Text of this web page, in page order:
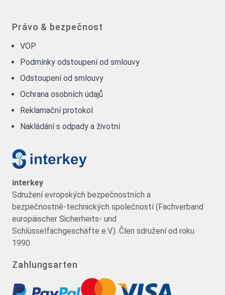
Právo & bezpečnost
VOP
Podmínky odstoupení od smlouvy
Odstoupení od smlouvy
Ochrana osobních údajů
Reklamační protokol
Nakládání s odpady a životní
interkey
Sdružení evropských bezpečnostních a
bezpečnostně-technických společností (Fachverband
europäischer Sicherheits- und
Schlüsselfachgeschäfte e.V.). Člen sdružení od roku
1990.
Zahlungsarten